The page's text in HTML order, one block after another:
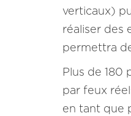
verticaux)
réaliser des
permettra
Plus de 180
par feux
en tant que